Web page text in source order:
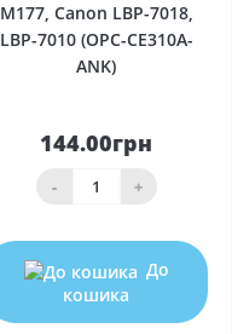
M177, Canon LBP-7018,
LBP-7010 (OPC-CE310A-
ANK)
144.00грн
- +
До
кошика